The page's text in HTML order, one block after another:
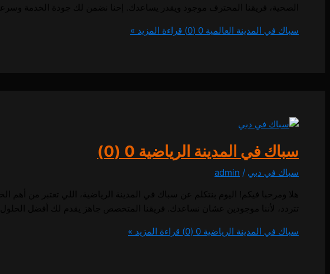
سباك في المدينة العالمية 0 (0) قراءة المزيد »
سباك في المدينة الرياضية 0 (0)
سباك في دبي /
admin
سباك في المدينة الرياضية 0 (0) قراءة المزيد »